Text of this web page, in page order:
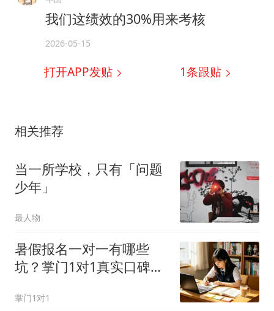
我们这绩效的30%用来考核
2026-05-15
打开APP发贴 1条跟贴
相关推荐
当一所学校，只有「问题
少年」
最人物
暑假报名一对一有哪些
坑？掌门1对1真实口碑如
掌门1对1